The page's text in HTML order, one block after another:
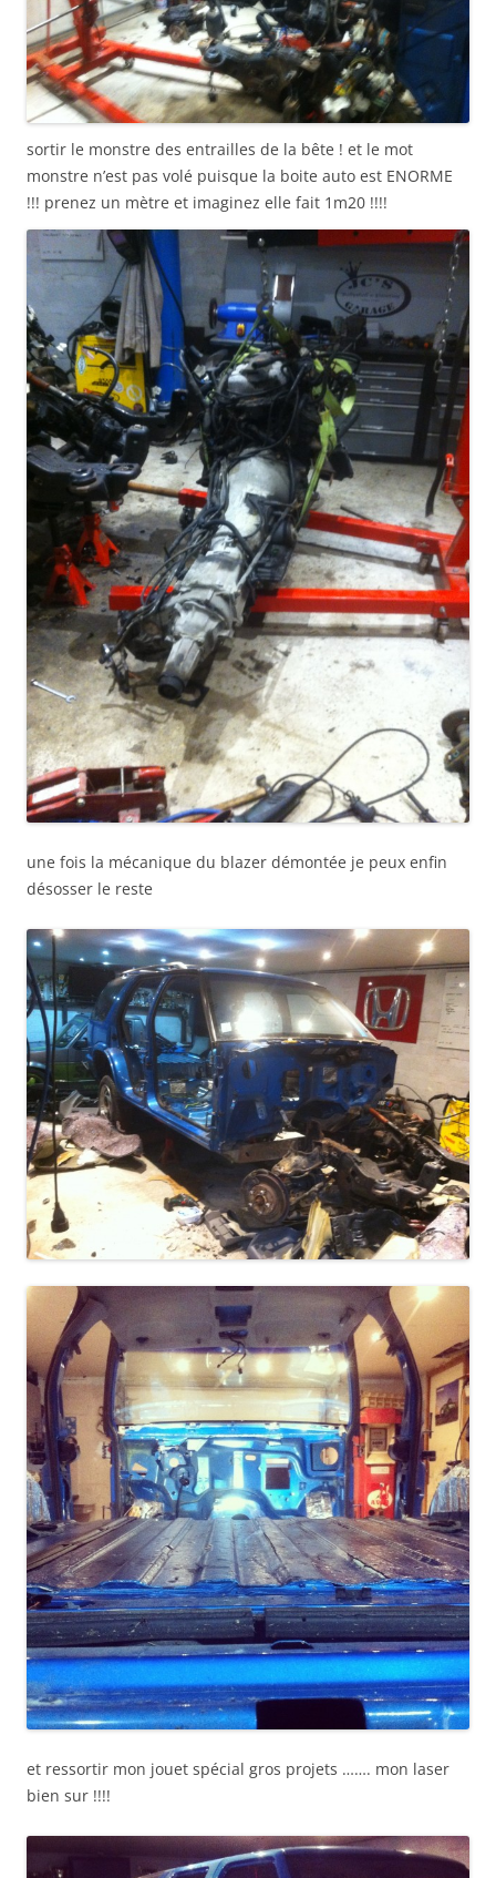
sortir le monstre des entrailles de la bête ! et le mot
monstre n’est pas volé puisque la boite auto est ENORME
!!! prenez un mètre et imaginez elle fait 1m20 !!!!
une fois la mécanique du blazer démontée je peux enfin
désosser le reste
et ressortir mon jouet spécial gros projets ……. mon laser
bien sur !!!!